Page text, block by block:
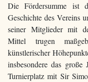
Die Fördersumme ist
Geschichte des Vereins
seiner Mitglieder mit
Mittel trugen
künstlerischer
insbesondere das
Turnierplatz mit Sir